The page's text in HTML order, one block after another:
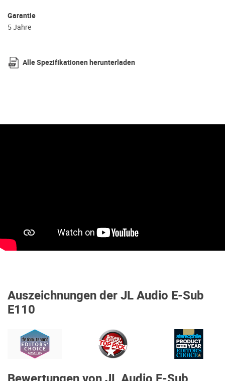
Garantie
5 Jahre
Alle Spezifikationen herunterladen
Auszeichnungen der JL Audio E-Sub
E110